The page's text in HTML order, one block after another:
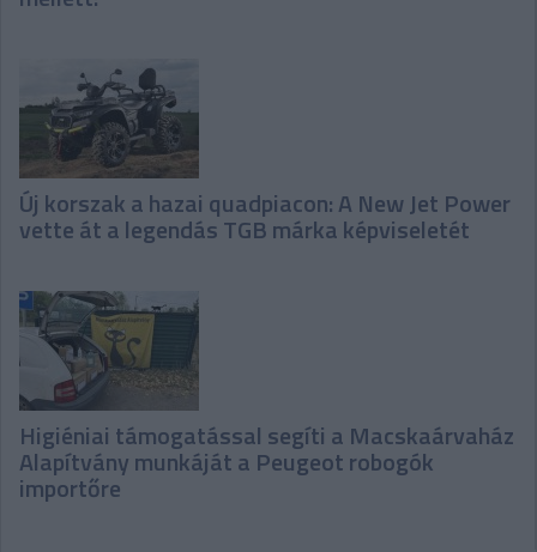
Új korszak a hazai quadpiacon: A New Jet Power
vette át a legendás TGB márka képviseletét
Higiéniai támogatással segíti a Macskaárvaház
Alapítvány munkáját a Peugeot robogók
importőre